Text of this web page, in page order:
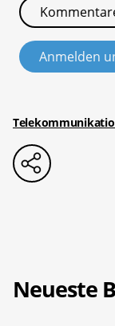
Anmelden
Neueste